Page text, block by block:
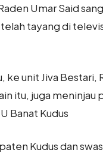
Umar Said
tayang di
ke unit Jiva
itu, juga meninjau
Banat Kudus
Kudus dan